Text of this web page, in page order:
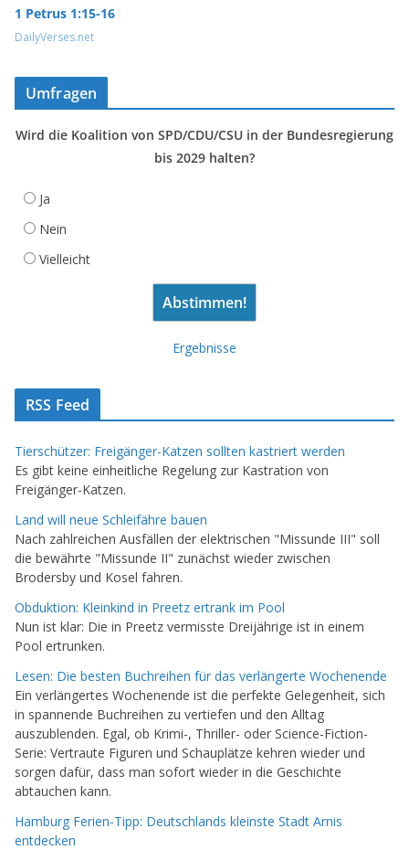
1 Petrus 1:15-16
DailyVerses.net
Umfragen
Wird die Koalition von SPD/CDU/CSU in der Bundesregierung
bis 2029 halten?
Ja
Nein
Vielleicht
Ergebnisse
RSS Feed
Tierschützer: Freigänger-Katzen sollten kastriert werden
Es gibt keine einheitliche Regelung zur Kastration von
Freigänger-Katzen.
Land will neue Schleifähre bauen
Nach zahlreichen Ausfällen der elektrischen "Missunde III" soll
die bewährte "Missunde II" zunächst wieder zwischen
Brodersby und Kosel fahren.
Obduktion: Kleinkind in Preetz ertrank im Pool
Nun ist klar: Die in Preetz vermisste Dreijährige ist in einem
Pool ertrunken.
Lesen: Die besten Buchreihen für das verlängerte Wochenende
Ein verlängertes Wochenende ist die perfekte Gelegenheit, sich
in spannende Buchreihen zu vertiefen und den Alltag
auszublenden. Egal, ob Krimi-, Thriller- oder Science-Fiction-
Serie: Vertraute Figuren und Schauplätze kehren wieder und
sorgen dafür, dass man sofort wieder in die Geschichte
abtauchen kann.
Hamburg Ferien-Tipp: Deutschlands kleinste Stadt Arnis
entdecken